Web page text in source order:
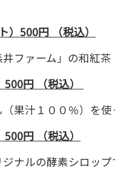
）500円 （税込）
ファーム」の和紅茶
円 （税込）
果汁１００％）を使
円 （税込）
ナルの酵素シロップ